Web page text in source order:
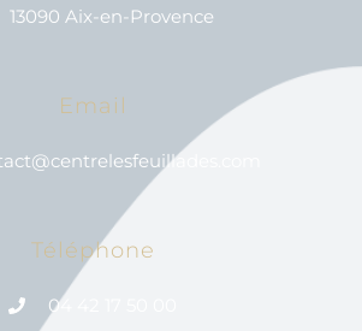
13090 Aix-en-Provence
Email
Téléphone
04 42 17 50 00